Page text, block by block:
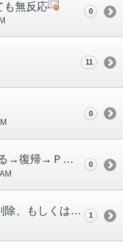
も無反応 0
11
0
回線切断orプログラムが落ちる→復帰→ＰＴ加入→フェイス消去 を防止してほしい 0
一部フェイスのヘイスト+を削除、もしくは無効に出来るようにしてほしい 1